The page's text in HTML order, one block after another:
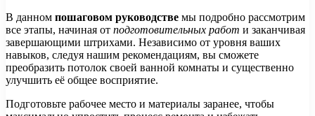
В данном пошаговом руководстве мы подробно рассмотрим
все этапы, начиная от подготовительных работ и заканчивая
завершающими штрихами. Независимо от уровня ваших
навыков, следуя нашим рекомендациям, вы сможете
преобразить потолок своей ванной комнаты и существенно
улучшить её общее восприятие.
Подготовьте рабочее место и материалы заранее, чтобы